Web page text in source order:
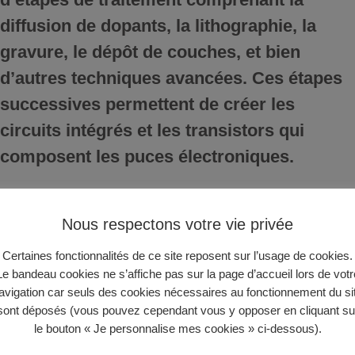
diffusion de dopants, la lithographie, la
gravure, le dépôt de couches, et bien
d’autres techniques avancées. Ces étapes
successives permettent de créer les
circuits intégrés et les transistors qui
composent les puces électroniques.
dans notre vie quotidienne
Les puces Wafer sont omniprésentes dans
notre vie quotidienne, bien qu’elles ne
soient pas souvent mises en évidence.
Nous respectons votre vie privée
Certaines fonctionnalités de ce site reposent sur l’usage de cookies.
bandeau cookies ne s’affiche pas sur la page d’accueil lors de
car seuls des cookies nécessaires au fonctionnement du
déposés (vous pouvez cependant vous y opposer en cliquant
le bouton « Je personnalise mes cookies » ci-dessous).